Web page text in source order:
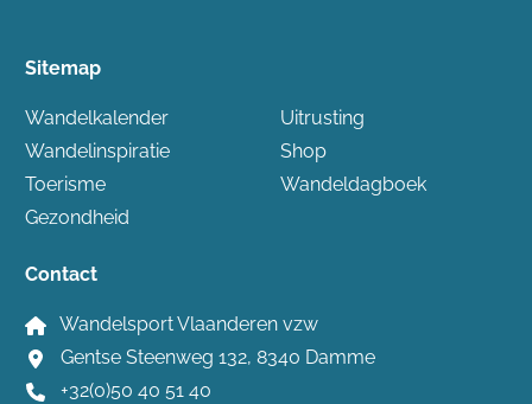
Sitemap
Wandelkalender
Wandelinspiratie
Toerisme
Gezondheid
Uitrusting
Shop
Wandeldagboek
Contact
Wandelsport Vlaanderen vzw
Gentse Steenweg 132, 8340 Damme
+32(0)50 40 51 40